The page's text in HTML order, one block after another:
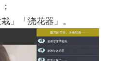
」「浇花器」。